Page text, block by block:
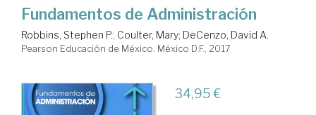
Fundamentos de Administración
Robbins, Stephen P.; Coulter, Mary; DeCenzo, David A.
Pearson Educación de México. México D.F., 2017
34,95 €